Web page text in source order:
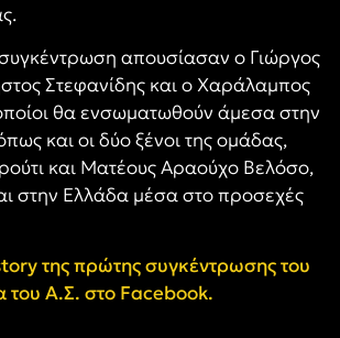
απουσίασαν ο Γιώργος
Στεφανίδης και ο Χαράλαμπος
θα ενσωματωθούν άμεσα στην
και οι δύο ξένοι της ομάδας,
και Ματέους Αραούχο Βελόσο,
στην Ελλάδα μέσα στο προσεχές
της πρώτης συγκέντρωσης του
του Α.Σ. στο Facebook.